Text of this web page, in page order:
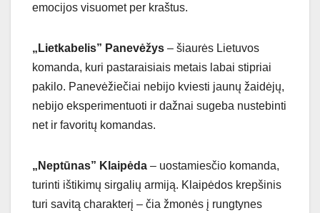
emocijos visuomet per kraštus.
„Lietkabelis” Panevėžys – šiaurės Lietuvos
komanda, kuri pastaraisiais metais labai stipriai
pakilo. Panevėžiečiai nebijo kviesti jaunų žaidėjų,
nebijo eksperimentuoti ir dažnai sugeba nustebinti
net ir favoritų komandas.
„Neptūnas” Klaipėda – uostamiesčio komanda,
turinti ištikimų sirgalių armiją. Klaipėdos krepšinis
turi savitą charakterį – čia žmonės į rungtynes